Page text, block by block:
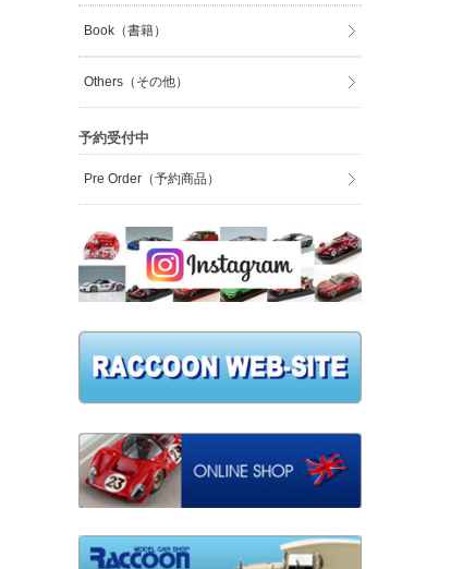
Book（書籍）
Others（その他）
予約受付中
Pre Order（予約商品）